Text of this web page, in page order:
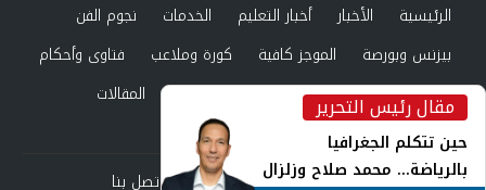
مقال رئيس التحرير
حين تتكلم الجغرافيا
بالرياضة... محمد صلاح وزلزال
الرئيسية الأخبار أخبار التعليم الخدمات
نجوم الفن
بيزنس وبورصة
الموجز كافية كورة وملاعب
فتاوى وأحكام
صحة وجمال
عرب وعالم حوادث ومحاكم
المقالات
العدد الورقي
من نحن
سياسة الخصوصية اتصل بنا